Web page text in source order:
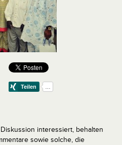
interessiert, behalten
sowie solche, die